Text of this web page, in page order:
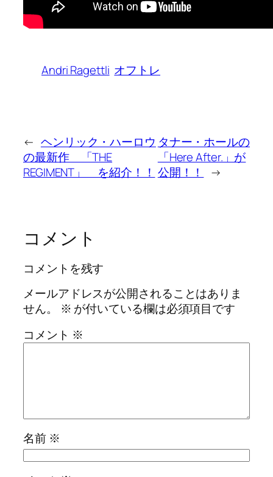
Andri Ragettli オフトレ
← ヘンリック・ハーロウ
の最新作 「THE
REGIMENT」 を紹介！！
タナー・ホールの
「Here After.」が
公開！！
→
コメント
コメントを残す
メールアドレスが公開されることはありま
せん。
※ が付いている欄は必須項目です
コメント ※
名前 ※